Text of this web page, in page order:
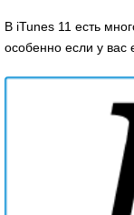
В iTunes 11 есть
особенно если у вас